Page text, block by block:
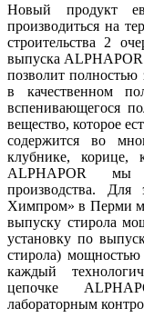
Новый продукт
производиться на
строительства 2
выпуска ALPHAPOR
позволит полностью
в качественном
вспенивающегося
вещество, которое
содержится во
клубнике,
ALPHAPOR мы
производства.
Химпром» в Перми
выпуску стирола
установку по
стирола)
каждый
цепочке
лабораторным